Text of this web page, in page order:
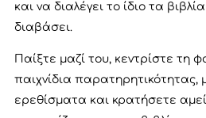
και να διαλέγει το ίδιο τα
διαβάσει.
Παίξτε μαζί του, κεντρίστε τη
παιχνίδια παρατηρητικότητας,
ερεθίσματα και κρατήσετε